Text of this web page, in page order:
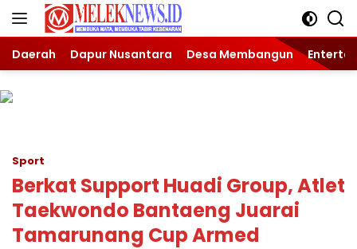
Langsung
Daerah Dapur Nusantara Desa Membangun
Sport
Berkat Support Huadi Group, Atlet
Taekwondo Bantaeng Juarai
Tamarunang Cup Armed